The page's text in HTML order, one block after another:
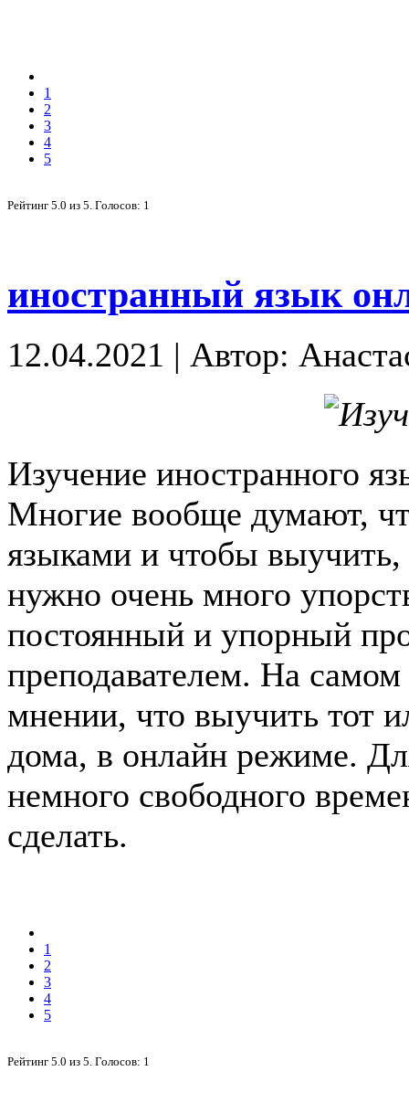
1
2
3
4
5
Рейтинг 5.0 из 5. Голосов: 1
иностранный язык
12.04.2021 | Автор:
Изучение иностранного
Многие вообще думают,
языками и чтобы
нужно очень много
постоянный и упорный
преподавателем. На самом
мнении, что выучить тот
дома, в онлайн режиме.
немного свободного
сделать.
1
2
3
4
5
Рейтинг 5.0 из 5. Голосов: 1